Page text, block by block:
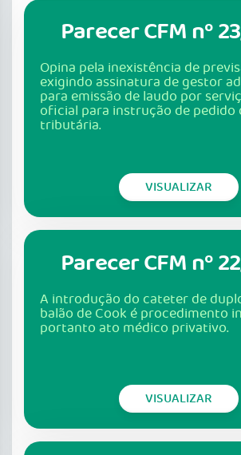
Parecer CFM nº
Opina pela inexistência de
exigindo assinatura de gestor
para emissão de laudo por
oficial para instrução de pedido
tributária.
VISUALIZAR
Parecer CFM nº
A introdução do cateter de
balão de Cook é procedimento
portanto ato médico privativo.
VISUALIZAR